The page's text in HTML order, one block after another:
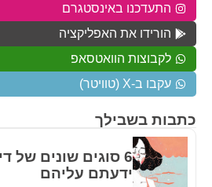
כתבות בשבילך
6 סוגים שונים של
ידעתם עליהם
התעדכנו באינסטגרם
הורידו את האפליקציה
לקבוצות הוואטסאפ
עקבו ב-X (טוויטר)